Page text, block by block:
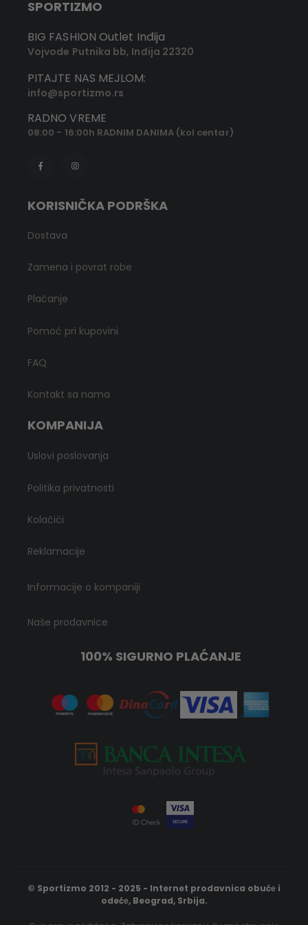
SPORTIZMO
BIG FASHION Outlet Inđija
Vojvode Putnika bb, Inđija 22320
PITAJTE NAS MEJLOM:
info@sportizmo.rs
RADNO VREME
08:00 - 16:00h RADNIM DANIMA (kol centar)
KORISNIČKA PODRŠKA
Dostava
Zamena i povrat robe
Plaćanje
Pomoć pri kupovini
FAQ
Kontakt sa nama
KOMPANIJA
Uslovi poslovanja
Politika privatnosti
Kolačići
Reklamacije
Informacije o kompaniji
Naše prodavnice
100% SIGURNO PLAĆANJE
© Sportizmo 2012 - 2025 - Internet prodavnica obućе i
odećе, Beograd, Srbija.